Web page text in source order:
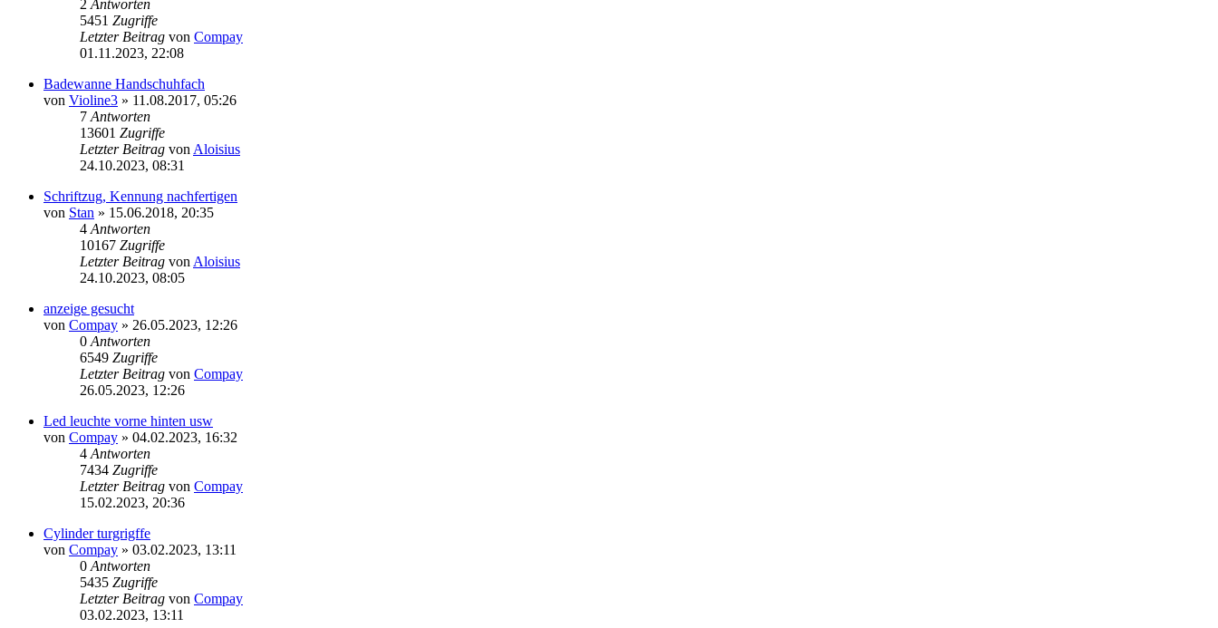
2 Antworten
5451 Zugriffe
Letzter Beitrag von Compay
01.11.2023, 22:08
Badewanne Handschuhfach
von Violine3 » 11.08.2017, 05:26
7 Antworten
13601 Zugriffe
Letzter Beitrag von Aloisius
24.10.2023, 08:31
Schriftzug, Kennung nachfertigen
von Stan » 15.06.2018, 20:35
4 Antworten
10167 Zugriffe
Letzter Beitrag von Aloisius
24.10.2023, 08:05
anzeige gesucht
von Compay » 26.05.2023, 12:26
0 Antworten
6549 Zugriffe
Letzter Beitrag von Compay
26.05.2023, 12:26
Led leuchte vorne hinten usw
von Compay » 04.02.2023, 16:32
4 Antworten
7434 Zugriffe
Letzter Beitrag von Compay
15.02.2023, 20:36
Cylinder turgrigffe
von Compay » 03.02.2023, 13:11
0 Antworten
5435 Zugriffe
Letzter Beitrag von Compay
03.02.2023, 13:11